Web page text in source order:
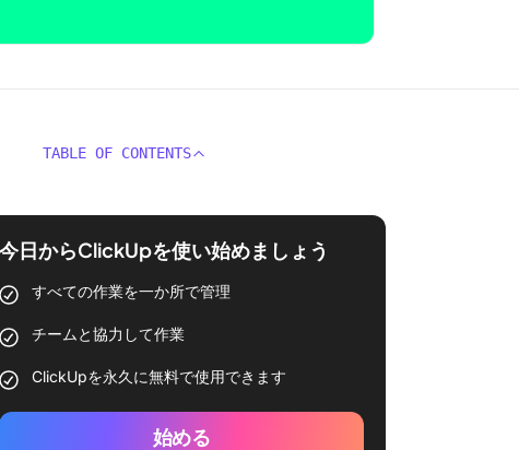
TABLE OF CONTENTS
今日からClickUpを使い始めましょう
すべての作業を一か所で管理
チームと協力して作業
ClickUpを永久に無料で使用できます
始める